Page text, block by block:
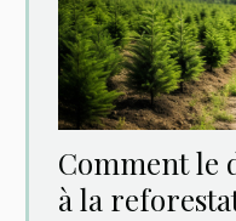
Comment le
à la